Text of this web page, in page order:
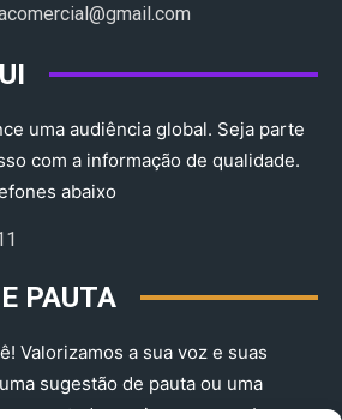
uma audiência global. Seja parte
com a informação de qualidade.
abaixo
PAUTA
Valorizamos a sua voz e suas
sugestão de pauta ou uma
contada, envie-nos agora!